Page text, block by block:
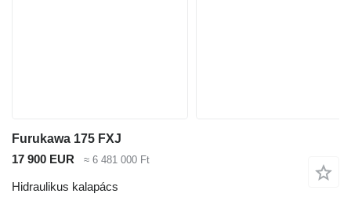
Furukawa 175 FXJ
17 900 EUR
≈ 6 481 000 Ft
Hidraulikus kalapács